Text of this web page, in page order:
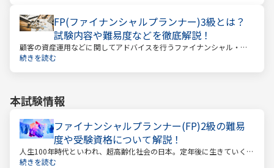
FP(ファイナンシャルプランナー)3級とは？
試験内容や難易度などを徹底解説！
顧客の資産運用などに関してアドバイスを行うファイナンシャル・プ
ランナー。このファイナンシャル・プランナーとして働くときに、大
続きを読む
本試験情報
ファイナンシャルプランナー(FP)2級の難易
度や受験資格について解説！
人生100年時代といわれ、超高齢化社会の日本。定年後に生きていく時
間も当然長くなっています。今どんな年齢の人でも、安心して暮らし
続きを読む